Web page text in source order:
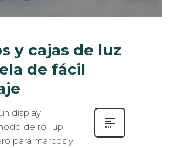
y cajas de luz
de fácil
display
de roll up
para marcos y